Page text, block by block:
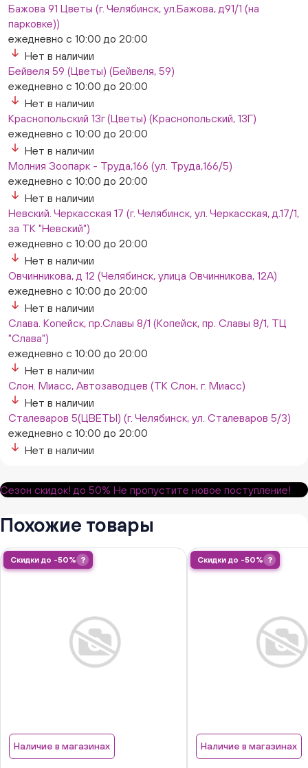
Бажова 91 Цветы (г. Челябинск, ул.Бажова, д91/1 (на
парковке))
ежедневно с 10:00 до 20:00
Нет в наличии
Бейвеля 59 (Цветы) (Бейвеля, 59)
ежедневно с 10:00 до 20:00
Нет в наличии
Краснопольский 13г (Цветы) (Краснопольский, 13Г)
ежедневно с 10:00 до 20:00
Нет в наличии
Молния Зоопарк - Труда,166 (ул. Труда,166/5)
ежедневно с 10:00 до 20:00
Нет в наличии
Невский. Черкасская 17 (г. Челябинск, ул. Черкасская, д.17/1,
за ТК "Невский")
ежедневно с 10:00 до 20:00
Нет в наличии
Овчинникова, д 12 (Челябинск, улица Овчинникова, 12А)
ежедневно с 10:00 до 20:00
Нет в наличии
Слава. Копейск, пр.Славы 8/1 (Копейск, пр. Славы 8/1, ТЦ
"Слава")
ежедневно с 10:00 до 20:00
Нет в наличии
Слон. Миасс, Автозаводцев (ТК Слон, г. Миасс)
Нет в наличии
Сталеваров 5(ЦВЕТЫ) (г. Челябинск, ул. Сталеваров 5/3)
ежедневно с 10:00 до 20:00
Нет в наличии
Сезон скидок! до 50% Не пропустите новое поступление!
Похожие товары
Скидки до -50% ?
Наличие в магазинах
Скидки до -50% ?
Наличие в магазинах